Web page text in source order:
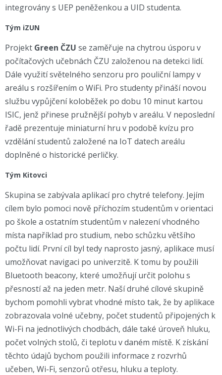
integrovány s UEP peněženkou a UID studenta.
Tým iZUN
Projekt Green ČZU se zaměřuje na chytrou úsporu v
počítačových učebnách ČZU založenou na detekci lidí.
Dále využití světelného senzoru pro pouliční lampy v
areálu s rozšířením o WiFi. Pro studenty přináší novou
službu vypůjčení koloběžek po dobu 10 minut kartou
ISIC, jenž přinese pružnější pohyb v areálu. V neposlední
řadě prezentuje miniaturní hru v podobě kvízu pro
vzdělání studentů založené na IoT datech areálu
doplněné o historické perličky.
Tým Kitovci
Skupina se zabývala aplikací pro chytré telefony. Jejím
cílem bylo pomoci nově příchozím studentům v orientaci
po škole a ostatním studentům v nalezení vhodného
místa například pro studium, nebo schůzku většího
počtu lidí. První cíl byl tedy naprosto jasný, aplikace musí
umožňovat navigaci po univerzitě. K tomu by použili
Bluetooth beacony, které umožňují určit polohu s
přesností až na jeden metr. Naší druhé cílové skupině
bychom pomohli vybrat vhodné místo tak, že by aplikace
zobrazovala volné učebny, počet studentů připojených k
Wi-Fi na jednotlivých chodbách, dále také úroveň hluku,
počet volných stolů, či teplotu v daném místě. K získání
těchto údajů bychom použili informace z rozvrhů
učeben, Wi-Fi, senzorů otřesu, hluku a teploty.